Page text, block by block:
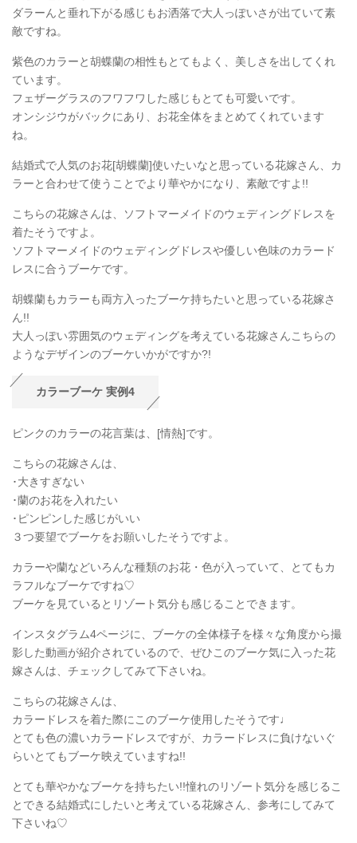
ダラーんと垂れ下がる感じもお洒落で大人っぽいさが出ていて素
敵ですね。
紫色のカラーと胡蝶蘭の相性もとてもよく、美しさを出してくれ
ています。
フェザーグラスのフワフワした感じもとても可愛いです。
オンシジウがバックにあり、お花全体をまとめてくれています
ね。
結婚式で人気のお花[胡蝶蘭]使いたいなと思っている花嫁さん、カ
ラーと合わせて使うことでより華やかになり、素敵ですよ!!
こちらの花嫁さんは、ソフトマーメイドのウェディングドレスを
着たそうですよ。
ソフトマーメイドのウェディングドレスや優しい色味のカラード
レスに合うブーケです。
胡蝶蘭もカラーも両方入ったブーケ持ちたいと思っている花嫁さ
ん!!
大人っぽい雰囲気のウェディングを考えている花嫁さんこちらの
ようなデザインのブーケいかがですか?!
カラーブーケ 実例4
ピンクのカラーの花言葉は、[情熱]です。
こちらの花嫁さんは、
･大きすぎない
･蘭のお花を入れたい
･ピンピンした感じがいい
３つ要望でブーケをお願いしたそうですよ。
カラーや蘭などいろんな種類のお花・色が入っていて、とてもカ
ラフルなブーケですね♡
ブーケを見ているとリゾート気分も感じることできます。
インスタグラム4ページに、ブーケの全体様子を様々な角度から撮
影した動画が紹介されているので、ぜひこのブーケ気に入った花
嫁さんは、チェックしてみて下さいね。
こちらの花嫁さんは、
カラードレスを着た際にこのブーケ使用したそうです♩
とても色の濃いカラードレスですが、カラードレスに負けないぐ
らいとてもブーケ映えていますね!!
とても華やかなブーケを持ちたい!!憧れのリゾート気分を感じるこ
とできる結婚式にしたいと考えている花嫁さん、参考にしてみて
下さいね♡